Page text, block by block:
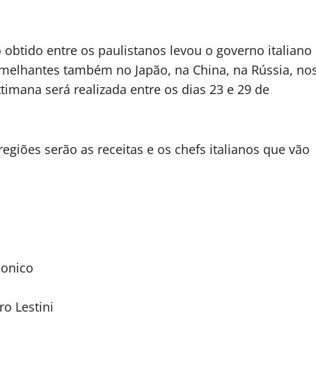
entre os paulistanos levou o governo italiano
também no Japão, na China, na Rússia,
será realizada entre os dias 23 e 29 de
serão as receitas e os chefs italianos que vão
Lestini